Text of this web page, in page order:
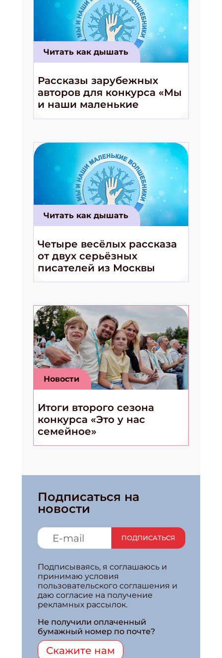
Читать как дышать
Рассказы зарубежных
авторов для конкурса «Мы
и наши маленькие
волшебники!»
Читать как дышать
Четыре весёлых рассказа
от двух серьёзных
писателей из Москвы
Новости
Итоги второго сезона
конкурса «Это у нас
семейное»
Подписаться на
новости
ПОДПИСАТЬСЯ
Подписываясь, я соглашаюсь и
принимаю условия
пользовательского соглашения и
даю согласие на получение
рекламных рассылок.
Не получили оплаченный
бумажный номер по почте?
Скажите нам